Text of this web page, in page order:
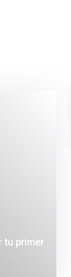
tu primer